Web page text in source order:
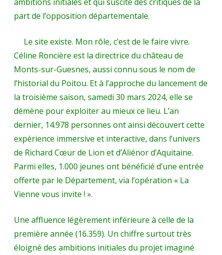
pays
votre
visite.
part de l’opposition départementale.
Le site existe. Mon rôle, c’est de le faire vivre.
Céline Roncière est la directrice du château de
Monts-sur-Guesnes, aussi connu sous le nom de
l’historial du Poitou. Et à l’approche du lancement de
la troisième saison, samedi 30 mars 2024, elle se
démène pour exploiter au mieux ce lieu. L’an
dernier, 14.978 personnes ont ainsi découvert cette
expérience immersive et interactive, dans l’univers
de Richard Cœur de Lion et d’Aliénor d’Aquitaine.
Parmi elles, 1.000 jeunes ont bénéficié d’une entrée
offerte par le Département, via l’opération « La
Vienne vous invite ! ».
Une affluence légèrement inférieure à celle de la
première année (16.359). Un chiffre surtout très
éloigné des ambitions initiales du projet imaginé